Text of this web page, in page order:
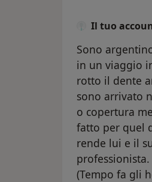
Il tuo
Sono
in un viaggio
rotto il dente
sono arrivato
o copertura
fatto per quel
rende lui e il
(Tempo fa gli